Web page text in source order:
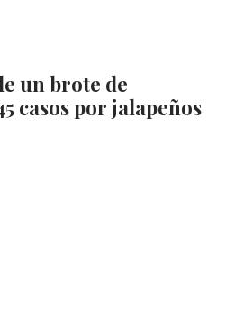
un brote de
casos por jalapeños